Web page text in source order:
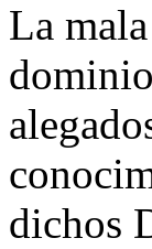
La
dichos